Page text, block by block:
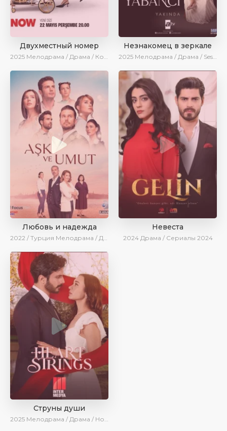
Двухместный номер
2025 Мелодрама / Драма / Комедия / Новинки / Сериалы 2025
Незнакомец в зеркале
2025 Мелодрама / Драма / SesDizi / AlisaDirilis / Новинки / Сериалы 2025
Любовь и надежда
2022 / Турция Мелодрама / Драма / BeniAffet
Невеста
2024 Драма / Сериалы 2024
Струны души
2025 Мелодрама / Драма / Новинки / Сериалы 2025